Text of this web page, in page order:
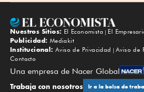
Nuestros Sitios: El Economista El
Publicidad: Mediakit
Institucional: Aviso de Privacidad
Aviso de
Contacto
Una empresa de Nacer Global
Trabaja con nosotros Ir a la bolsa de